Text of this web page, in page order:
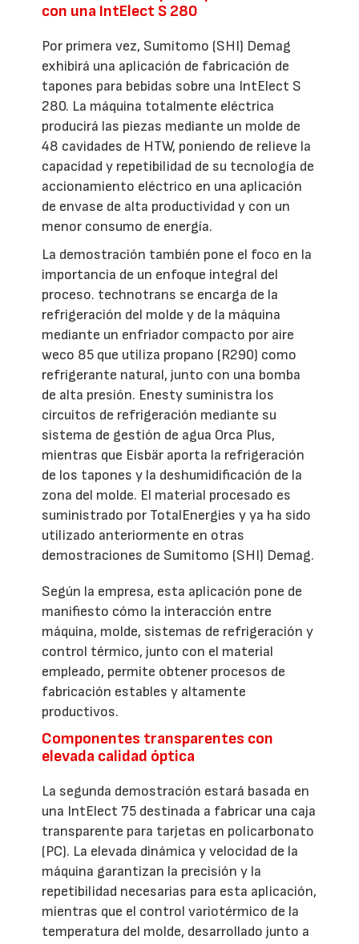
con una IntElect S 280
Por primera vez, Sumitomo (SHI) Demag
exhibirá una aplicación de fabricación de
tapones para bebidas sobre una IntElect S
280. La máquina totalmente eléctrica
producirá las piezas mediante un molde de
48 cavidades de HTW, poniendo de relieve la
capacidad y repetibilidad de su tecnología de
accionamiento eléctrico en una aplicación
de envase de alta productividad y con un
menor consumo de energía.
La demostración también pone el foco en la
importancia de un enfoque integral del
proceso. technotrans se encarga de la
refrigeración del molde y de la máquina
mediante un enfriador compacto por aire
weco 85 que utiliza propano (R290) como
refrigerante natural, junto con una bomba
de alta presión. Enesty suministra los
circuitos de refrigeración mediante su
sistema de gestión de agua Orca Plus,
mientras que Eisbär aporta la refrigeración
de los tapones y la deshumidificación de la
zona del molde. El material procesado es
suministrado por TotalEnergies y ya ha sido
utilizado anteriormente en otras
demostraciones de Sumitomo (SHI) Demag.
Según la empresa, esta aplicación pone de
manifiesto cómo la interacción entre
máquina, molde, sistemas de refrigeración y
control térmico, junto con el material
empleado, permite obtener procesos de
fabricación estables y altamente
productivos.
Componentes transparentes con
elevada calidad óptica
La segunda demostración estará basada en
una IntElect 75 destinada a fabricar una caja
transparente para tarjetas en policarbonato
(PC). La elevada dinámica y velocidad de la
máquina garantizan la precisión y la
repetibilidad necesarias para esta aplicación,
mientras que el control variotérmico de la
temperatura del molde, desarrollado junto a